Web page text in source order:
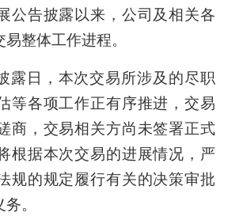
公告披露以来，公司及相关各
整体工作进程。
露日，本次交易所涉及的尽职
等各项工作正有序推进，交易
商，交易相关方尚未签署正式
根据本次交易的进展情况，严
规的规定履行有关的决策审批
。